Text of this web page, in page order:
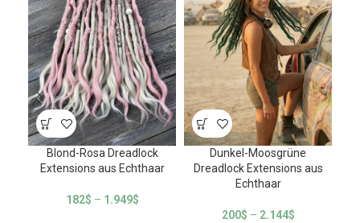
Blond-Rosa Dreadlock
Extensions aus Echthaar
182$ – 1.949$
Dunkel-Moosgrüne
Dreadlock Extensions aus
Echthaar
200$ – 2.144$